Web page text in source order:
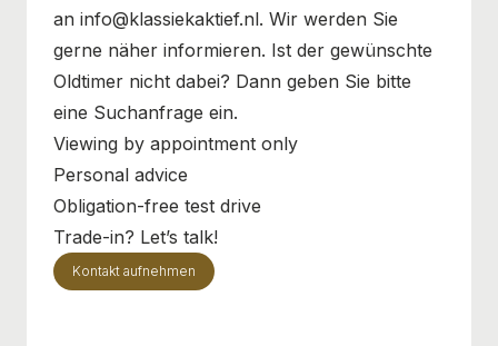
an info@klassiekaktief.nl. Wir werden Sie
gerne näher informieren. Ist der gewünschte
Oldtimer nicht dabei? Dann geben Sie bitte
eine Suchanfrage ein.
Viewing by appointment only
Personal advice
Obligation-free test drive
Trade-in? Let’s talk!
Kontakt aufnehmen